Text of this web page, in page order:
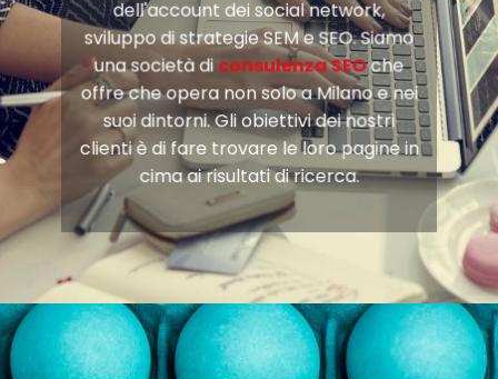
dell'account dei social network,
sviluppo di strategie SEM e SEO. Siamo
una società di consulenza SEOche
offre che opera non solo a Milano e nei
suoi dintorni. Gli obiettivi dei nostri
clienti è di fare trovare le loro pagine in
cima ai risultati di ricerca.